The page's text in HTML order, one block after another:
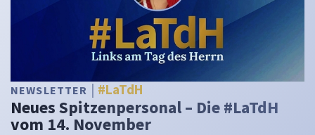
NEWSLETTER #LaTdH
Neues Spitzenpersonal – Die #LaTdH
vom 14. November